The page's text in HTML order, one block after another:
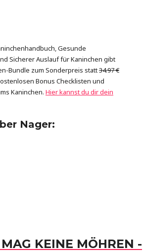
Gesunde
Sicherer Auslauf für Kaninchen gibt
Bundle zum Sonderpreis statt34.97 €
Bonus Checklisten und
Kaninchen. Hier kannst du dir dein
Nager:
KEINE MÖHREN -